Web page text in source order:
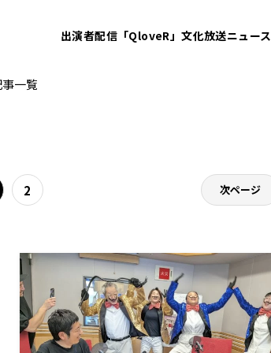
出演者配信「QloveR」文化放送ニュース
一覧
2 次ページ